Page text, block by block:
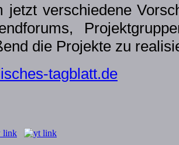
jetzt verschiedene
die Projekte zu
tagblatt.de